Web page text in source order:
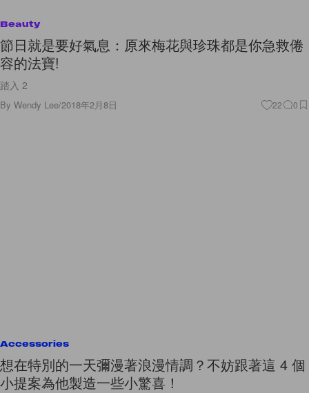
Beauty
節日就是要好氣息：原來梅花與珍珠都是你急救倦
容的法寶!
踏入 2
By Wendy Lee/2018年2月8日 22 0
Accessories
想在特別的一天彌漫著浪漫情調？不妨跟著這 4 個
小提案為他製造一些小驚喜！